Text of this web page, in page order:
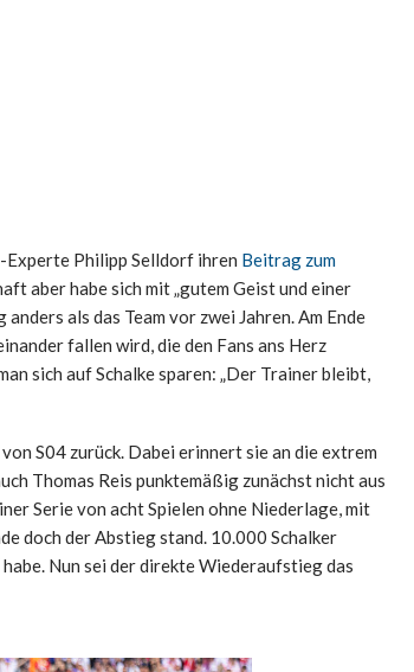
Experte Philipp Selldorf ihren Beitrag zum
aber habe sich mit „gutem Geist und einer
als das Team vor zwei Jahren. Am Ende
fallen wird, die den Fans ans Herz
sich auf Schalke sparen: „Der Trainer bleibt,
S04 zurück. Dabei erinnert sie an die extrem
Thomas Reis punktemäßig zunächst nicht aus
Serie von acht Spielen ohne Niederlage, mit
doch der Abstieg stand. 10.000 Schalker
Nun sei der direkte Wiederaufstieg das